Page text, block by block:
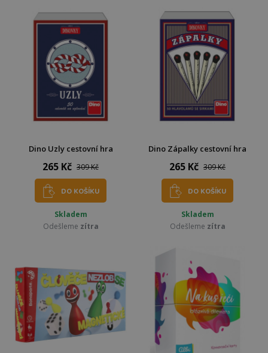
Dino Uzly cestovní hra
265 Kč 309 Kč
DO KOŠÍKU
Skladem
Odešleme zítra
Dino Zápalky cestovní hra
265 Kč 309 Kč
DO KOŠÍKU
Skladem
Odešleme zítra